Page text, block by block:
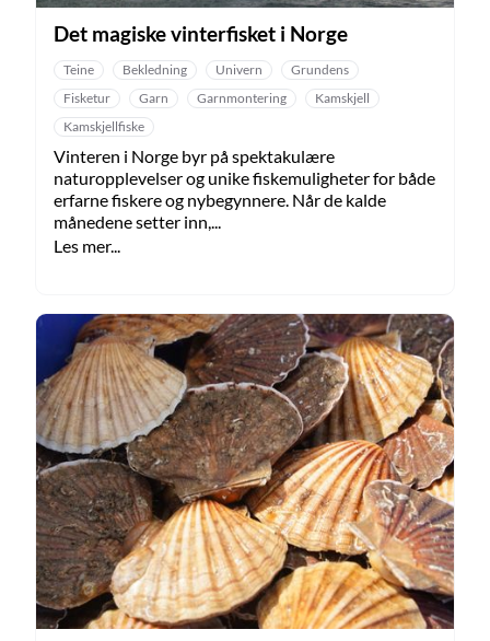
Det magiske vinterfisket i Norge
Teine Bekledning Univern
Grundens
Fisketur
Garn Garnmontering
Kamskjell
Kamskjellfiske
Vinteren i Norge byr på spektakulære
naturopplevelser og unike fiskemuligheter for både
erfarne fiskere og nybegynnere. Når de kalde
månedene setter inn,...
Les mer...